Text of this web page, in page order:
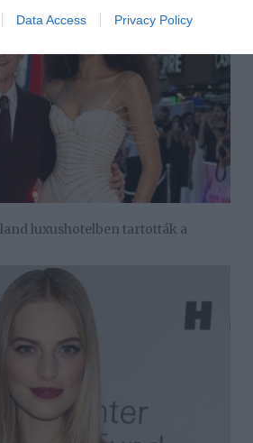
Data Access Privacy Policy
luxushotelben tartották a